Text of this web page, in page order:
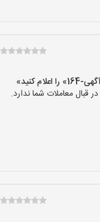
معاملات شما ندارد.